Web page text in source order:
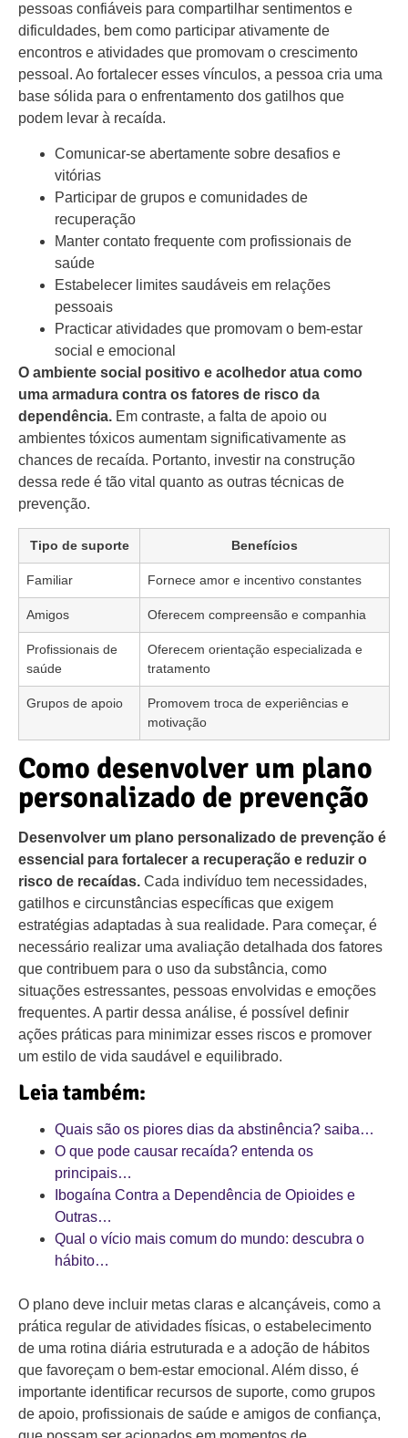
pessoas confiáveis para compartilhar sentimentos e
dificuldades, bem como participar ativamente de
encontros e atividades que promovam o crescimento
pessoal. Ao fortalecer esses vínculos, a pessoa cria uma
base sólida para o enfrentamento dos gatilhos que
podem levar à recaída.
Comunicar-se abertamente sobre desafios e
vitórias
Participar de grupos e comunidades de
recuperação
Manter contato frequente com profissionais de
saúde
Estabelecer limites saudáveis em relações
pessoais
Practicar atividades que promovam o bem-estar
social e emocional
O ambiente social positivo e acolhedor atua como
uma armadura contra os fatores de risco da
dependência. Em contraste, a falta de apoio ou
ambientes tóxicos aumentam significativamente as
chances de recaída. Portanto, investir na construção
dessa rede é tão vital quanto as outras técnicas de
prevenção.
Tipo de suporte Benefícios
Familiar Fornece amor e incentivo constantes
Amigos Oferecem compreensão e companhia
Profissionais de
saúde
Oferecem orientação especializada e
tratamento
Grupos de apoio
Promovem troca de experiências e
motivação
Como desenvolver um plano
personalizado de prevenção
Desenvolver um plano personalizado de prevenção é
essencial para fortalecer a recuperação e reduzir o
risco de recaídas. Cada indivíduo tem necessidades,
gatilhos e circunstâncias específicas que exigem
estratégias adaptadas à sua realidade. Para começar, é
necessário realizar uma avaliação detalhada dos fatores
que contribuem para o uso da substância, como
situações estressantes, pessoas envolvidas e emoções
frequentes. A partir dessa análise, é possível definir
ações práticas para minimizar esses riscos e promover
um estilo de vida saudável e equilibrado.
Leia também:
Quais são os piores dias da abstinência? saiba…
O que pode causar recaída? entenda os
principais…
Ibogaína Contra a Dependência de Opioides e
Outras…
Qual o vício mais comum do mundo: descubra o
hábito…
O plano deve incluir metas claras e alcançáveis, como a
prática regular de atividades físicas, o estabelecimento
de uma rotina diária estruturada e a adoção de hábitos
que favoreçam o bem-estar emocional. Além disso, é
importante identificar recursos de suporte, como grupos
de apoio, profissionais de saúde e amigos de confiança,